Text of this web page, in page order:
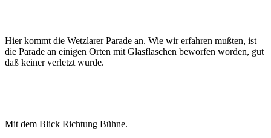
Hier kommt die Wetzlarer Parade an. Wie wir erfahren mußten, ist
die Parade an einigen Orten mit Glasflaschen beworfen worden, gut
daß keiner verletzt wurde.
Mit dem Blick Richtung Bühne.